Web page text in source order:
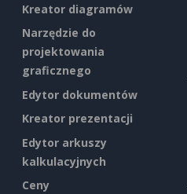
Kreator diagramów
Narzędzie do
projektowania
graficznego
Edytor dokumentów
Kreator prezentacji
Edytor arkuszy
kalkulacyjnych
Ceny